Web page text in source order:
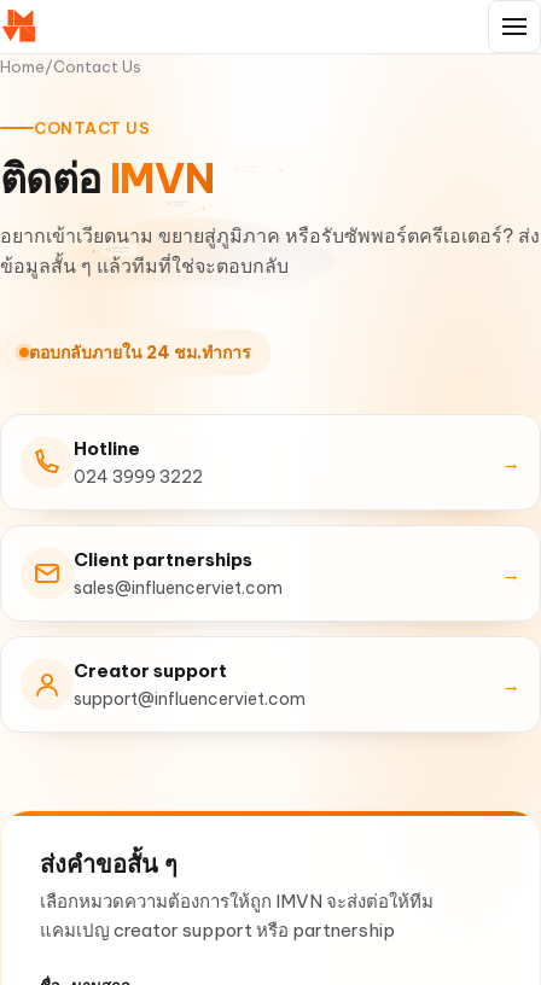
Home/Contact Us
CONTACT US
ติดต่อ IMVN
อยากเข้าเวียดนาม ขยายสู่ภูมิภาค หรือรับซัพพอร์ตครีเอเตอร์? ส่ง
ข้อมูลสั้น ๆ แล้วทีมที่ใช่จะตอบกลับ
ตอบกลับภายใน 24 ชม.ทำการ
Hotline
024 3999 3222
→
Client partnerships
sales@influencerviet.com
→
Creator support
support@influencerviet.com
→
ส่งคำขอสั้น ๆ
เลือกหมวดความต้องการให้ถูก IMVN จะส่งต่อให้ทีม
แคมเปญ creator support หรือ partnership